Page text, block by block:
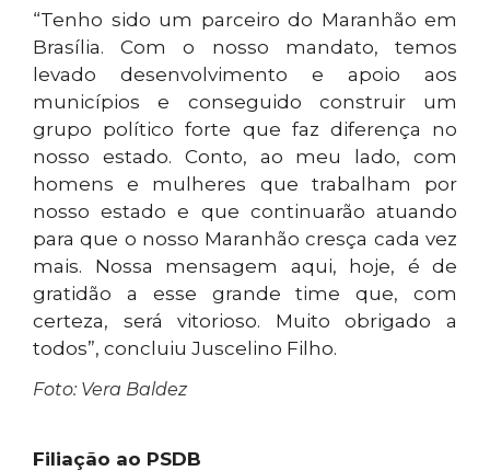
“Tenho sido um parceiro do Maranhão em
Brasília. Com o nosso mandato, temos
levado desenvolvimento e apoio aos
municípios e conseguido construir um
grupo político forte que faz diferença no
nosso estado. Conto, ao meu lado, com
homens e mulheres que trabalham por
nosso estado e que continuarão atuando
para que o nosso Maranhão cresça cada vez
mais. Nossa mensagem aqui, hoje, é de
gratidão a esse grande time que, com
certeza, será vitorioso. Muito obrigado a
todos”, concluiu Juscelino Filho.
Foto: Vera Baldez
Filiação ao PSDB